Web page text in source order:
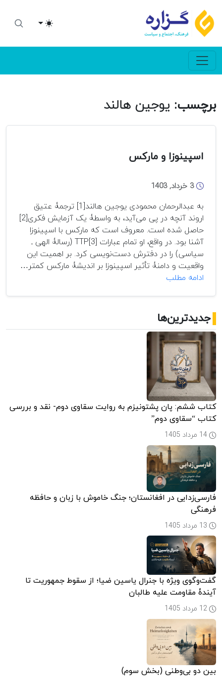
Toggle theme
برچسب: یوجین هالند
اسپینوزا و مارکس
3 خرداد, 1403
به عبدالرحمان محمودی یوجین هالند[1] ترجمۀ عتیق
اروند آنچه در پی می‌آید، به واسطۀ یک آزمایش فکری[2]
حاصل شده است. معروف است که مارکس با اسپینوزا
آشنا بود. در واقع، او تمام عبارات TTP[3] (رسالۀ الهی ـ
سیاسی) را در دفترش دست‌نویسی کرد. بر اهمیت این
واقعیت و دامنۀ تأثیر اسپینوزا بر اندیشۀ مارکس کمتر…
ادامه مطلب
جدیدترین‌ها
کتاب ششم: پان پشتونیزم به روایت سقاوی دوم- نقد و بررسی
کتاب “سقاوی دوم”
فارسی‌زدایی در افغانستان؛ جنگ خاموش با زبان و حافظه
فرهنگی
گفت‌وگوی ویژه با جنرال یاسین ضیا؛ از سقوط جمهوریت تا
آیندۀ مقاومت علیه طالبان
بین دو بی‌وطنی (بخش سوم)